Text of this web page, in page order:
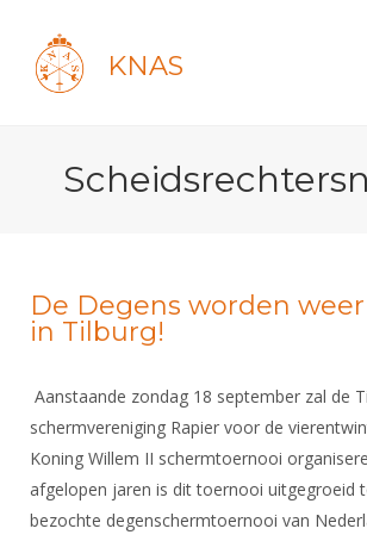
KNAS
Login
Polls
Maandelijks archief
Evenement
Bond
Lidmaatschap
Reglementen
Ledencijfers
Sponsors en Partners
Introductie
Veteranen
Lichtzwaardschermen
Wedstrijdsport
Wat is topsport
Nieuws
NK's
Oranje
Informatie
Voor de jeugd
Spreekbeurtpakket
Ouders en vereniging
Jeugdkampen
Forums
Forums
Schermforum
Zoek Vereniging
Contact
De Degens worden
in Tilburg!
Aanstaande zondag 18 september zal de
schermvereniging Rapier voor de
Koning Willem II schermtoernooi
afgelopen jaren is dit toernooi uitgegroeid
bezochte degenschermtoernooi van